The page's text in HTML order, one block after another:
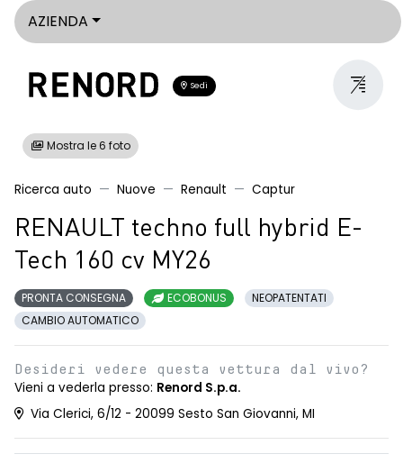
AZIENDA
Sedi
Mostra le 6 foto
Ricerca auto Nuove Renault Captur
RENAULT techno full hybrid E-
Tech 160 cv MY26
PRONTA CONSEGNA ECOBONUS
NEOPATENTATI
CAMBIO AUTOMATICO
Desideri vedere questa vettura dal vivo?
Vieni a vederla presso: Renord S.p.a.
Via Clerici, 6/12 - 20099 Sesto San Giovanni, MI